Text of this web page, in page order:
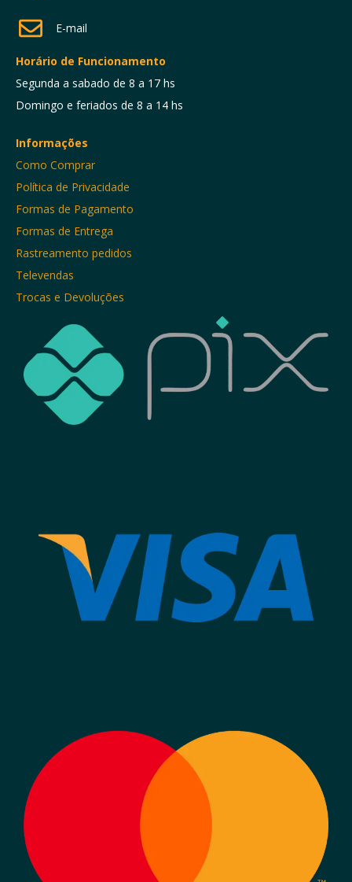
E-mail
Horário de Funcionamento
Segunda a sabado de 8 a 17 hs
Domingo e feriados de 8 a 14 hs
Informações
Como Comprar
Política de Privacidade
Formas de Pagamento
Formas de Entrega
Rastreamento pedidos
Televendas
Trocas e Devoluções